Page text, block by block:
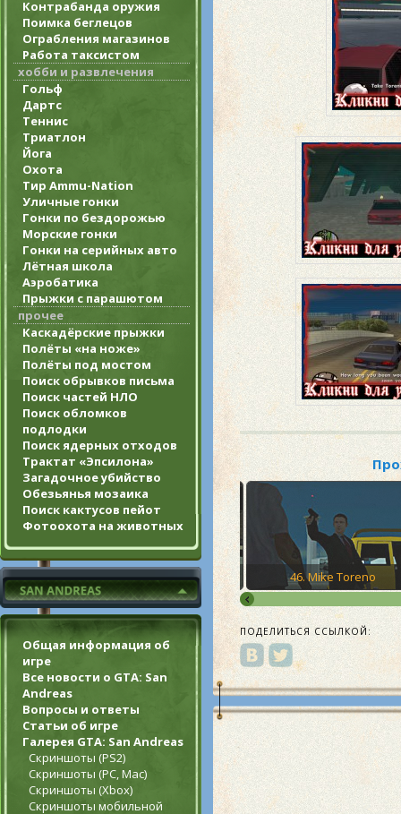
Контрабанда оружия
Поимка беглецов
Ограбления магазинов
Работа таксистом
хобби и развлечения
Гольф
Дартс
Теннис
Триатлон
Йога
Охота
Тир Ammu-Nation
Уличные гонки
Гонки по бездорожью
Морские гонки
Гонки на серийных авто
Лётная школа
Аэробатика
Прыжки с парашютом
прочее
Каскадёрские прыжки
Полёты «на ноже»
Полёты под мостом
Поиск обрывков письма
Поиск частей НЛО
Поиск обломков
подлодки
Поиск ядерных отходов
Трактат «Эпсилона»
Загадочное убийство
Обезьянья мозаика
Поиск кактусов пейот
Фотоохота на животных
Общая информация об
игре
Все новости о GTA: San
Andreas
Вопросы и ответы
Статьи об игре
Галерея GTA: San Andreas
Скриншоты (PS2)
Скриншоты (PC, Mac)
Скриншоты (Xbox)
Скриншоты мобильной
45. T-Bone Mendez 46. Mike Toreno
ПОДЕЛИТЬСЯ ССЫЛКОЙ: